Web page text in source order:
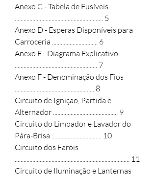
Anexo C - Tabela de Fusíveis
............................................................ 5
Anexo D - Esperas Disponíveis para
Carroceria ............................... 6
Anexo E - Diagrama Explicativo
........................................................ 7
Anexo F - Denominação dos Fios
...................................................... 8
Circuito de Ignição, Partida e
Alternador ............................................ 9
Circuito do Limpador e Lavador do
Pára-Brisa .................................. 10
Circuito dos Faróis
.............................................................................. 11
Circuito de Iluminação e Lanternas